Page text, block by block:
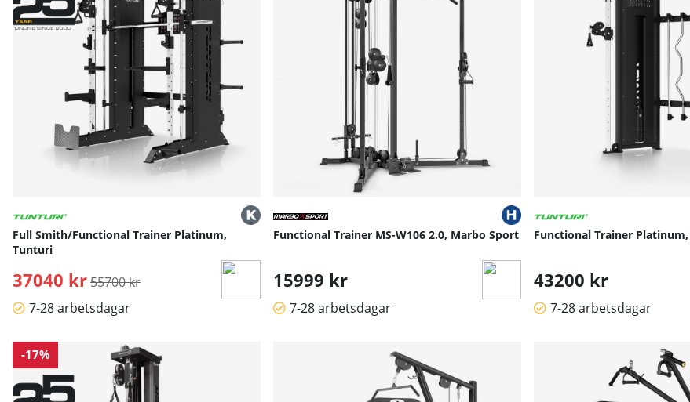
Full Smith/Functional Trainer Platinum,
Tunturi
37040 kr Ordinarie pris:
55700 kr
7-28 arbetsdagar
Functional Trainer MS-W106 2.0, Marbo Sport
15999 kr
7-28 arbetsdagar
Functional Trainer
43200 kr
7-28 arbetsdagar
-17%